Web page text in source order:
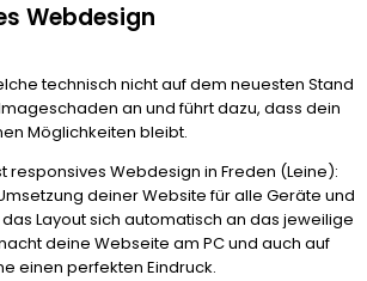
Webdesign
technisch nicht auf dem neuesten Stand
an und führt dazu, dass dein
Möglichkeiten bleibt.
responsives Webdesign in Freden (Leine):
deiner Website für alle Geräte und
Layout sich automatisch an das jeweilige
deine Webseite am PC und auch auf
einen perfekten Eindruck.